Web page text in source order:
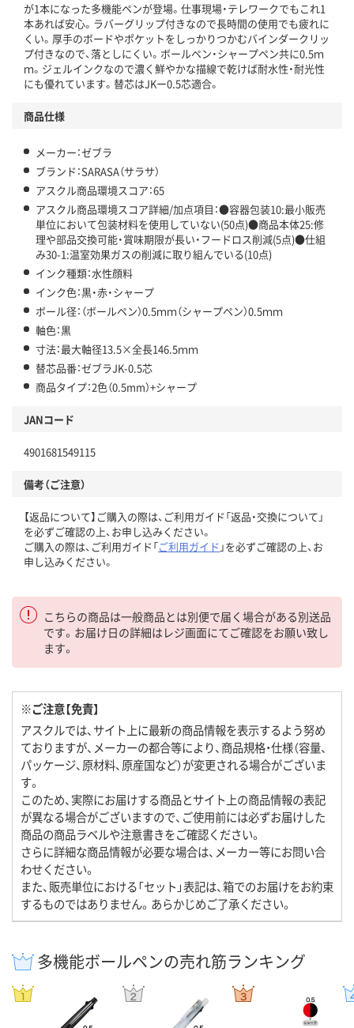
アスクル商品環境スコア詳細／加点項目
」で確認できます。
が1本になった多機能ペンが登場。仕事現場・テレワークでもこれ1
本あれば安心。ラバーグリップ付きなので長時間の使用でも疲れに
くい。厚手のボードやポケットをしっかりつかむバインダークリッ
プ付きなので、落としにくい。ボールペン・シャープペン共に0.5ｍ
ｍ。ジェルインクなので濃く鮮やかな描線で乾けば耐水性・耐光性
にも優れています。替芯はJKー0.5芯適合。
商品仕様
メーカー：ゼブラ
ブランド：SARASA（サラサ）
アスクル商品環境スコア：65
アスクル商品環境スコア詳細/加点項目：●容器包装10:最小販売
単位において包装材料を使用していない(50点)●商品本体25:修
理や部品交換可能・賞味期限が長い・フードロス削減(5点)●仕組
み30-1:温室効果ガスの削減に取り組んでいる(10点)
インク種類：水性顔料
インク色：黒・赤・シャープ
ボール径：（ボールペン）0.5ｍｍ（シャープペン）0.5ｍｍ
軸色：黒
寸法：最大軸径13.5×全長146.5ｍｍ
替芯品番：ゼブラJK-0.5芯
商品タイプ：2色（0.5mm）+シャープ
JANコード
4901681549115
備考（ご注意）
【返品について】ご購入の際は、ご利用ガイド「返品・交換について」
を必ずご確認の上、お申し込みください。
ご購入の際は、ご利用ガイド「ご利用ガイド 」を必ずご確認の上、お
申し込みください。
こちらの商品は一般商品とは別便で届く場合がある別送品
です。お届け日の詳細はレジ画面にてご確認をお願い致し
ます。
※ご注意【免責】
アスクルでは、サイト上に最新の商品情報を表示するよう努め
ておりますが、メーカーの都合等により、商品規格・仕様（容量、
パッケージ、原材料、原産国など）が変更される場合がございま
す。
このため、実際にお届けする商品とサイト上の商品情報の表記
が異なる場合がございますので、ご使用前には必ずお届けした
商品の商品ラベルや注意書きをご確認ください。
さらに詳細な商品情報が必要な場合は、メーカー等にお問い合
わせください。
また、販売単位における「セット」表記は、箱でのお届けをお約束
するものではありません。あらかじめご了承ください。
多機能ボールペンの売れ筋ランキング